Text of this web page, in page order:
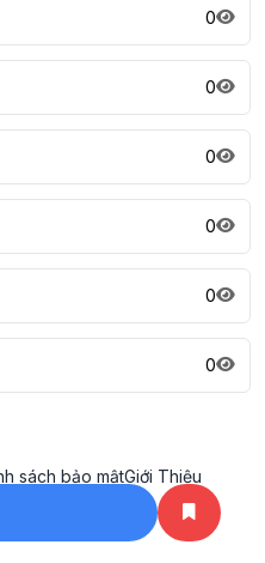
0
0
0
0
0
0
sách bảo mậtGiới Thiệu
©2023